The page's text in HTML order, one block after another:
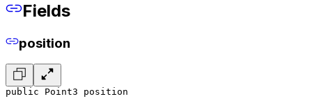
Fields
position
public Point3 position